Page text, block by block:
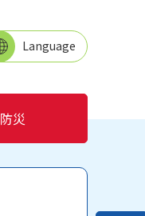
Language
防災